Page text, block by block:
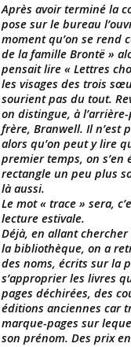
Après avoir terminé la
pose sur le bureau
moment qu’on se rend
de la famille Brontë »
pensait lire « Lettres
les visages des trois
sourient pas du tout.
on distingue, à
frère, Branwell. Il n’est
alors qu’on peut y lire
premier temps, on s’en
rectangle un peu plus
là aussi.
Le mot « trace » sera,
lecture estivale.
Déjà, en allant
la bibliothèque, on a
des noms, écrits sur la
s’approprier les livres
pages déchirées, des
éditions anciennes car
marque-pages sur
son prénom. Des prix